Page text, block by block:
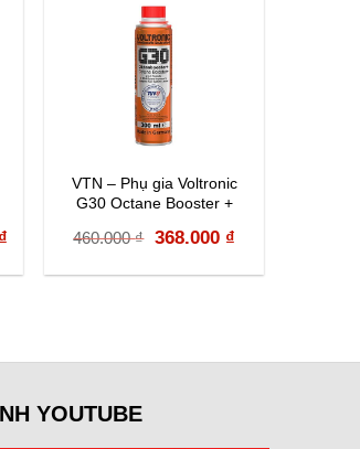
₫ Current
VTN – Phụ gia Voltronic
G30 Octane Booster +
460.000₫ Original
368.000 ₫Current
YOUTUBE